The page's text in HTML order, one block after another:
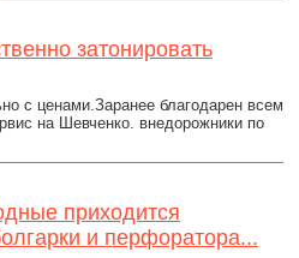
затонировать
с ценами.Заранее благодарен всем
на Шевченко. внедорожники по
приходится
и перфоратора...